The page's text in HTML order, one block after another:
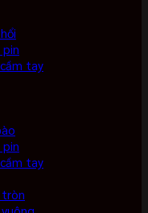
pin
tay
pin
tay
tròn